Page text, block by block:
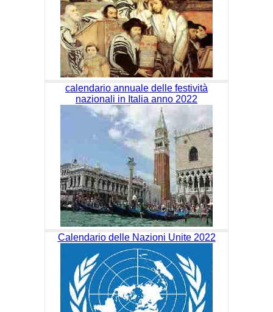
calendario annuale delle festività
nazionali in Italia anno 2022
Calendario delle Nazioni Unite 2022